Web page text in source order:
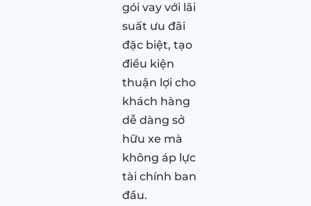
gói vay với lãi
suất ưu đãi
đặc biệt, tạo
điều kiện
thuận lợi cho
khách hàng
dễ dàng sở
hữu xe mà
không áp lực
tài chính ban
đầu.